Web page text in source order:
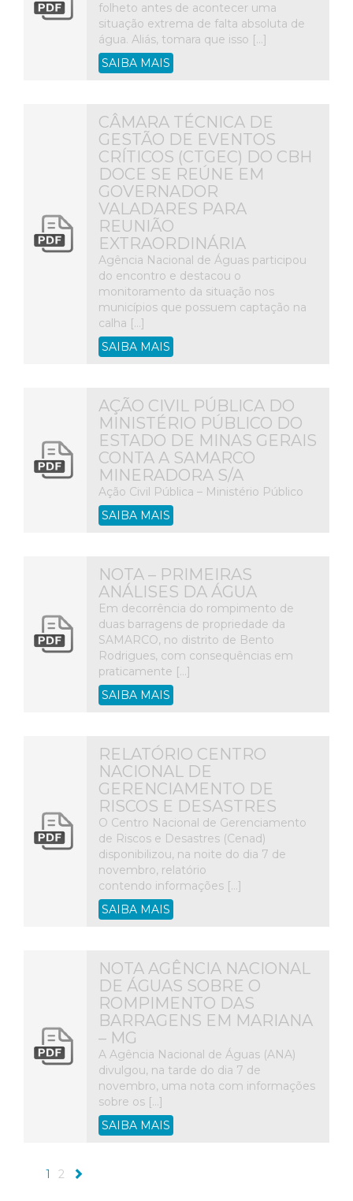
folheto antes de acontecer uma
situação extrema de falta absoluta de
água. Aliás, tomara que isso […]
SAIBA MAIS
CÂMARA TÉCNICA DE
GESTÃO DE EVENTOS
CRÍTICOS (CTGEC) DO CBH
DOCE SE REÚNE EM
GOVERNADOR
VALADARES PARA
REUNIÃO
EXTRAORDINÁRIA
Agência Nacional de Águas participou
do encontro e destacou o
monitoramento da situação nos
municípios que possuem captação na
calha […]
SAIBA MAIS
AÇÃO CIVIL PÚBLICA DO
MINISTÉRIO PÚBLICO DO
ESTADO DE MINAS GERAIS
CONTA A SAMARCO
MINERADORA S/A
Ação Civil Pública – Ministério Público
SAIBA MAIS
NOTA – PRIMEIRAS
ANÁLISES DA ÁGUA
Em decorrência do rompimento de
duas barragens de propriedade da
SAMARCO, no distrito de Bento
Rodrigues, com consequências em
praticamente […]
SAIBA MAIS
RELATÓRIO CENTRO
NACIONAL DE
GERENCIAMENTO DE
RISCOS E DESASTRES
O Centro Nacional de Gerenciamento
de Riscos e Desastres (Cenad)
disponibilizou, na noite do dia 7 de
novembro, relatório
contendo informações […]
SAIBA MAIS
NOTA AGÊNCIA NACIONAL
DE ÁGUAS SOBRE O
ROMPIMENTO DAS
BARRAGENS EM MARIANA
– MG
A Agência Nacional de Águas (ANA)
divulgou, na tarde do dia 7 de
novembro, uma nota com informações
sobre os […]
SAIBA MAIS
1 2